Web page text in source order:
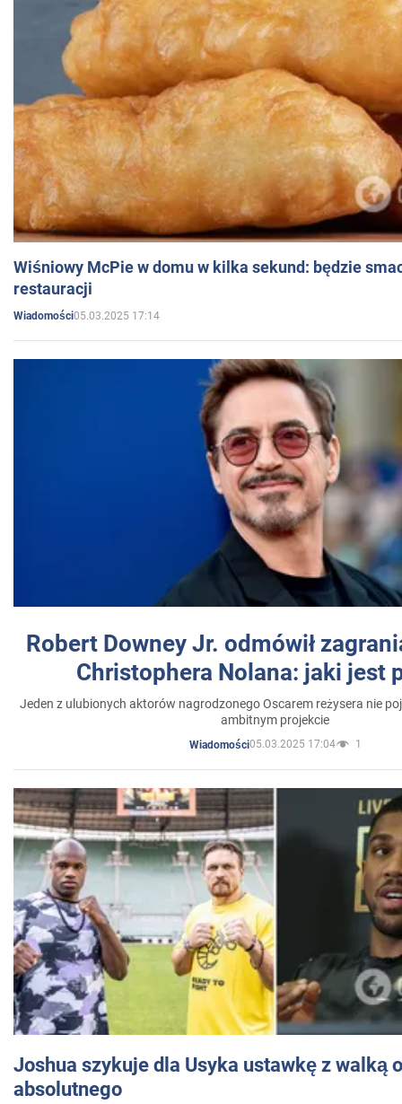
Wiśniowy McPie w domu w kilka sekund: będzie
restauracji
Wiadomości05.03.2025 17:14
Robert Downey Jr. odmówił
Christophera Nolana: jaki jest
Jeden z ulubionych aktorów nagrodzonego Oscarem reżysera nie
ambitnym projekcie
Wiadomości05.03.2025 17:04 1
Joshua szykuje dla Usyka ustawkę z walką
absolutnego